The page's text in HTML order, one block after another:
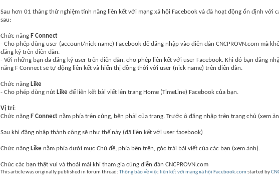
Sau hơn 01 tháng thử nghiệm tính năng liên kết với mạng xã hội Facebook và đã hoạt động ổn định với
sau:
Chức năng F Connect
- Cho phép dùng user (account/nick name) Facebook để đăng nhập vào diễn đàn CNCPROVN.com mà
đăng ký trên diễn đàn.
- Với những bạn đã đăng ký user trên diễn đàn, cho phép liên kết với user Facebook. Khi đó bạn đăng
năng F Connect sẽ tự động liên kết và hiển thị đồng thời với user (nick name) trên diễn đàn.
Chức năng Like
- Cho phép dùng nút Likeđể liên kết bài viết lên trang Home (TimeLine) Facebook của bạn.
Vị trí:
Chức năng F Connectnằm phía trên cùng, bên phải của trang. Trước ô đăng nhập trên trang chủ (xem
Sau khi đăng nhập thành công sẽ như thế này (đã liên kết với user facebook)
Chức năng Likenằm phía dưới mục Chủ đề, phía bên trên, góc trái bài viết của các bạn (xem ảnh).
Chúc các bạn thật vui và thoải mái khi tham gia cùng diễn đàn CNCPROVN.com
This article was originally published in forum thread: Thông báo về việc liên kết với mạng xã hội Facebook.com started by